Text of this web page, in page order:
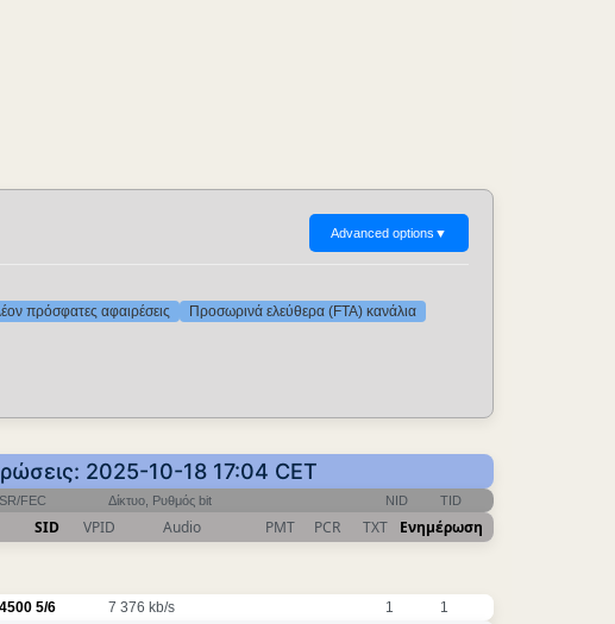
Advanced options ▼
πρόσφατες αφαιρέσεις
Προσωρινά ελεύθερα (FTA) κανάλια
2025-10-18 17:04 CET
SR/FEC Δίκτυο, Ρυθμός bit NID TID
SID VPID Audio PMT PCR TXT Ενημέρωση
4500 5/6 7 376 kb/s 1 1